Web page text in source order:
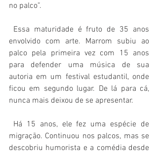
no palco”.
envolvido com arte. Marrom subiu ao
palco pela primeira vez com 15 anos
para defender uma música de sua
autoria em um festival estudantil, onde
ficou em segundo lugar. De lá para cá,
nunca mais deixou de se apresentar.
migração. Continuou nos palcos, mas se
descobriu humorista e a comédia desde